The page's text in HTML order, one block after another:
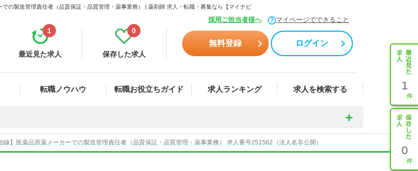
の製造管理責任者（品質保証・品質管理・薬事業務） | 薬剤師 求人・転職・募集なら【マイナビ
採用ご担当者様へ マイページでできること
最近見た求人
1
保存した求人
0
無料登録 ログイン
転職ノウハウ 転職お役立ちガイド 求人ランキング 求人を検索する 1
0
線】医薬品原薬メーカーでの製造管理責任者（品質保証・品質管理・薬事業務） 求人番号251562（法人名非公開）